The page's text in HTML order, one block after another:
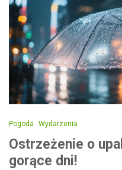
Pogoda Wydarzenia
Ostrzeżenie o
gorące dni!